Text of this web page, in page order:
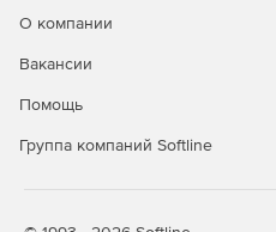
О компании
Вакансии
Помощь
Группа компаний Softline